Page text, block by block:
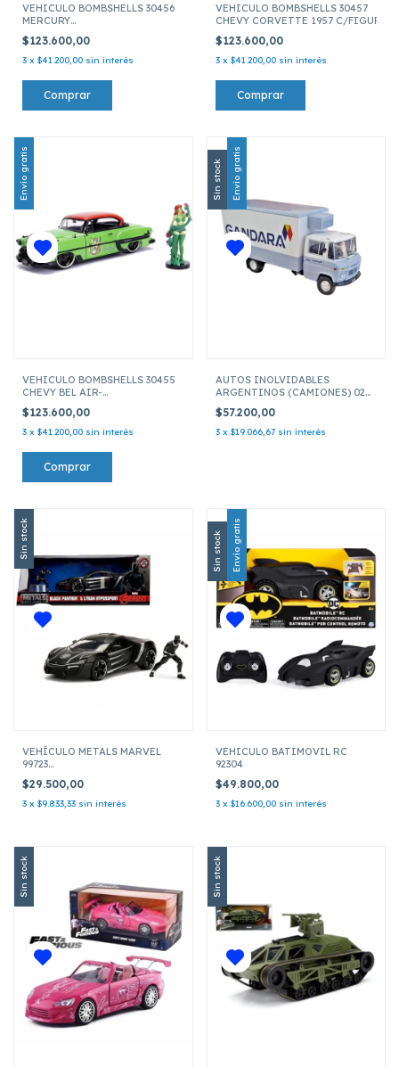
VEHICULO BOMBSHELLS 30456
MERCURY
$123.600,00
3 x $41.200,00 sin interés
VEHICULO BOMBSHELLS 30457
CHEVY CORVETTE 1957 C/FIGURA
$123.600,00
3 x $41.200,00 sin interés
Envío gratis
VEHICULO BOMBSHELLS 30455
CHEVY BEL AIR-
$123.600,00
3 x $41.200,00 sin interés
Sin stock Envío gratis
AUTOS INOLVIDABLES
ARGENTINOS (CAMIONES) 02
ESC 1:43
$57.200,00
3 x $19.066,67 sin interés
Sin stock
VEHÍCULO METALS MARVEL
99723
PANTHER ESCALA 1:24
$29.500,00
3 x $9.833,33 sin interés
Sin stock Envío gratis
VEHICULO BATIMOVIL RC
92304
$49.800,00
3 x $16.600,00 sin interés
Sin stock Sin stock